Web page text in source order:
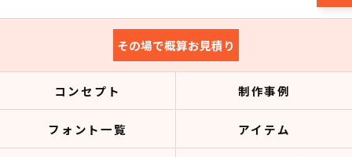
その場で概算お見積り
コンセプト 制作事例
フォント一覧 アイテム